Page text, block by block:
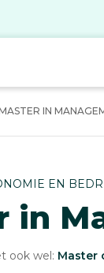
IN
EN
in
ook wel: Master